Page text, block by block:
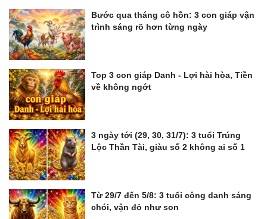
Bước qua tháng cô hồn: 3 con giáp vận
trình sáng rõ hơn từng ngày
Top 3 con giáp Danh - Lợi hài hòa, Tiền
về không ngớt
3 ngày tới (29, 30, 31/7): 3 tuổi Trúng
Lộc Thần Tài, giàu số 2 không ai số 1
Từ 29/7 đến 5/8: 3 tuổi công danh sáng
chói, vận đỏ như son